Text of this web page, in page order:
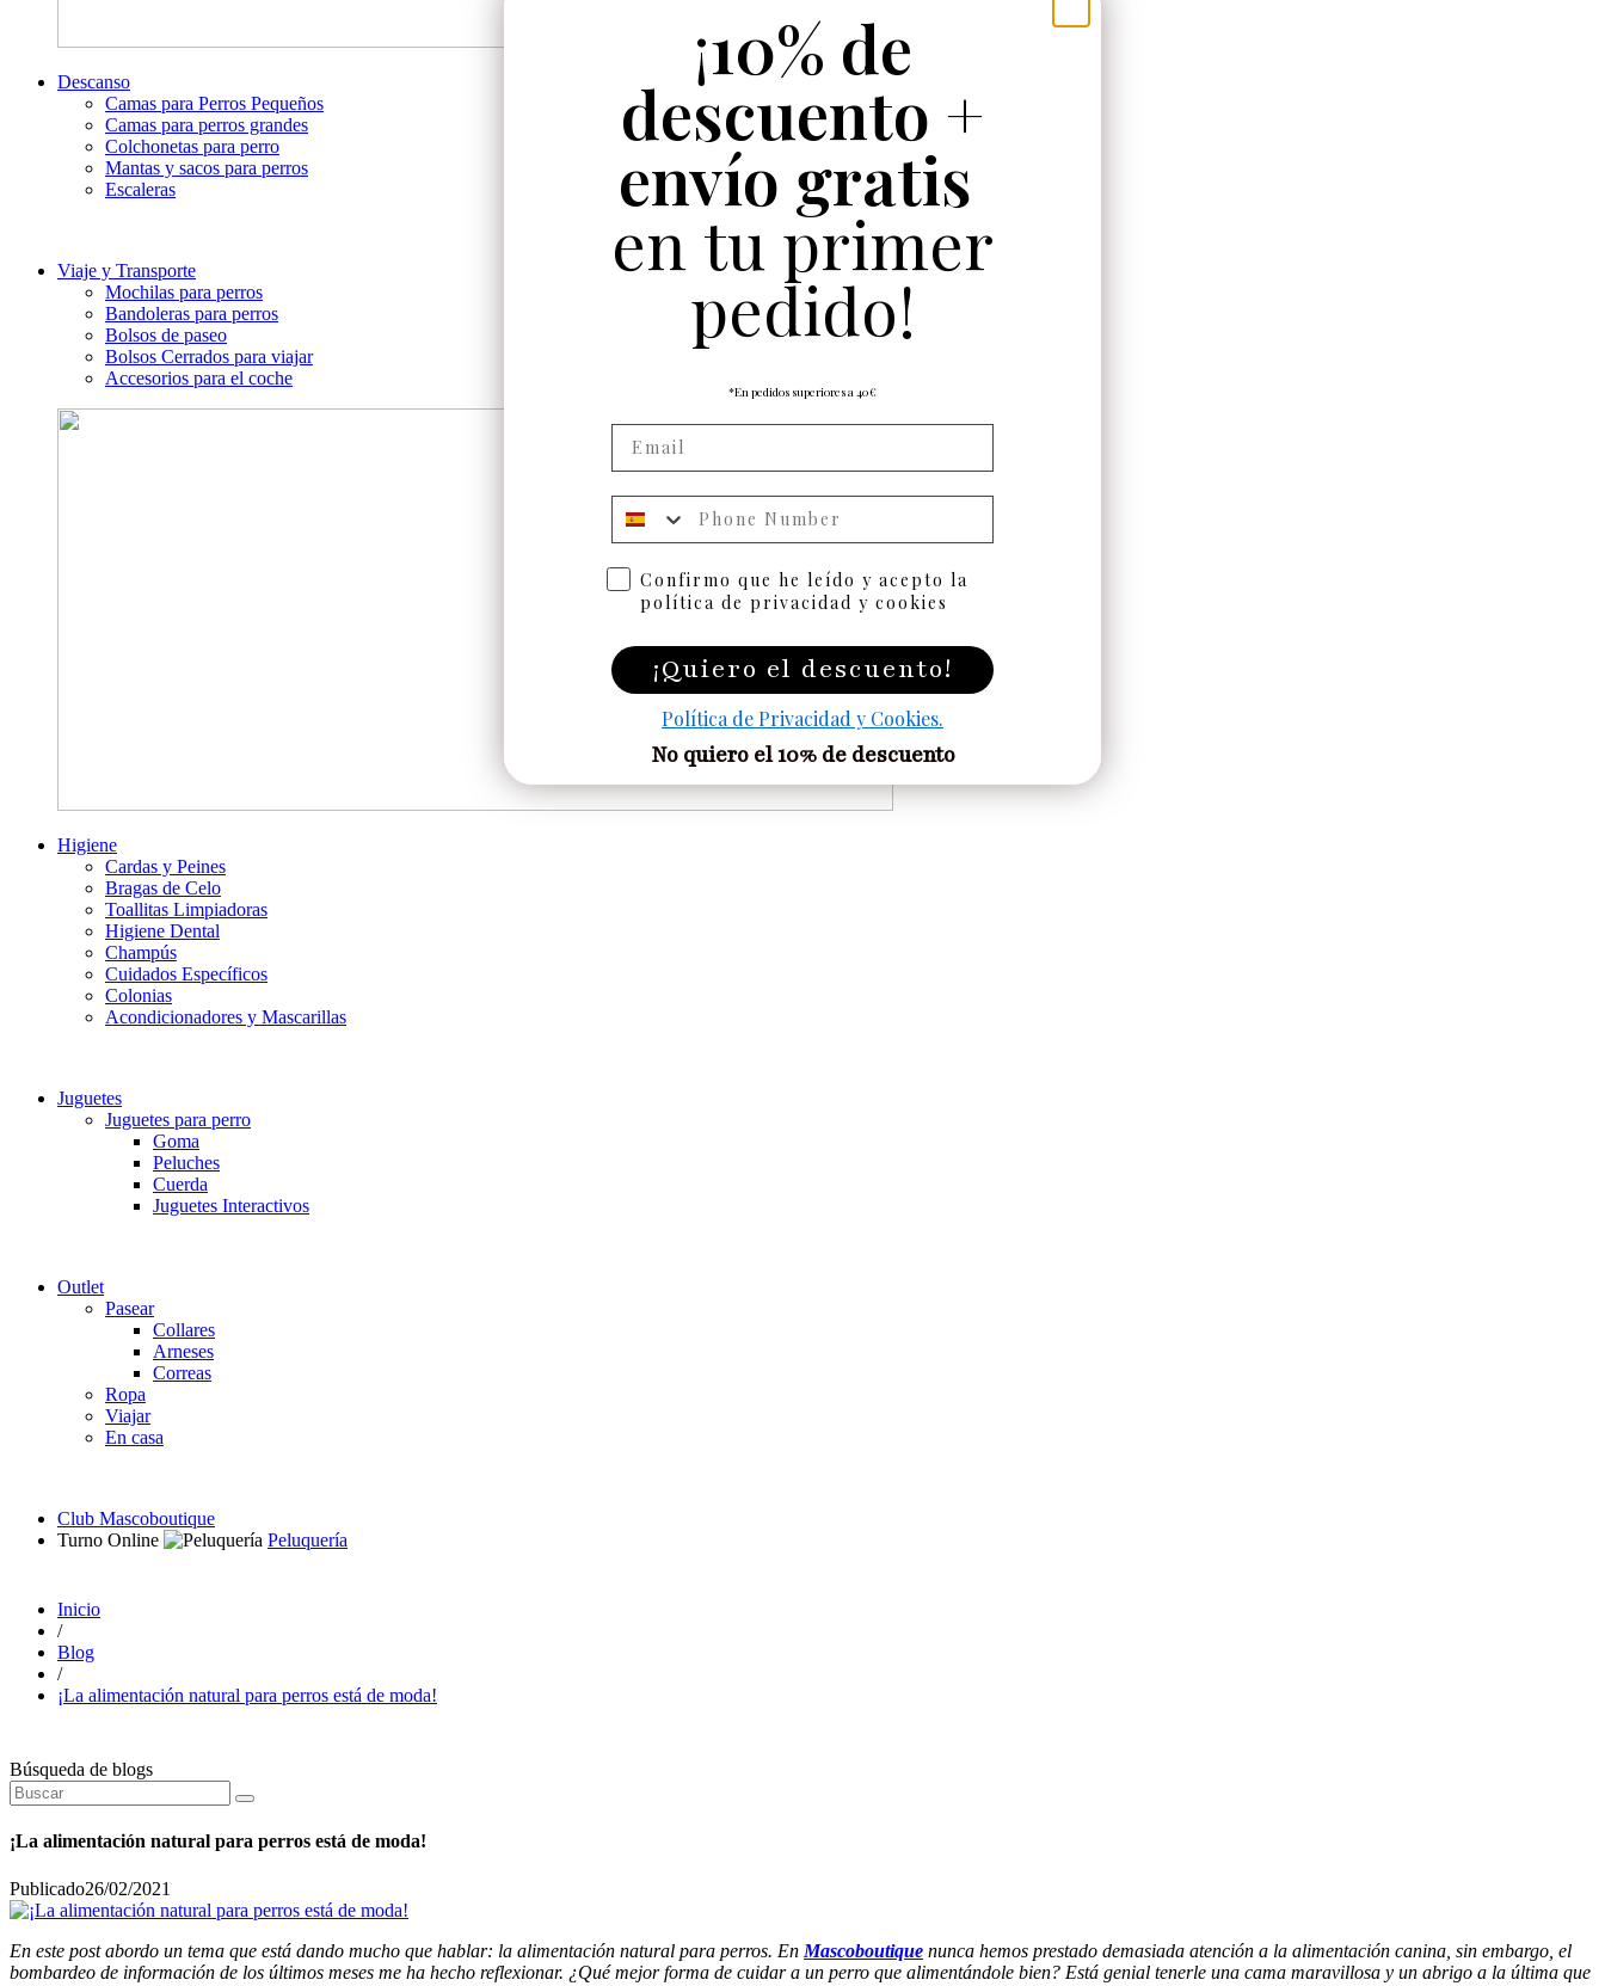
Descanso
Camas para Perros Pequeños
Camas para perros grandes
Colchonetas para perro
Mantas y sacos para perros
Escaleras
Viaje y Transporte
Mochilas para perros
Bandoleras para perros
Bolsos de paseo
Bolsos Cerrados para viajar
Accesorios para el coche
Higiene
Cardas y Peines
Bragas de Celo
Toallitas Limpiadoras
Higiene Dental
Champús
Cuidados Específicos
Colonias
Acondicionadores y Mascarillas
Juguetes
Juguetes para perro
Goma
Peluches
Cuerda
Juguetes Interactivos
Outlet
Pasear
Collares
Arneses
Correas
Ropa
Viajar
En casa
Club Mascoboutique
Turno Online
Peluquería
Inicio
/
Blog
/
¡La alimentación natural para perros está de moda!
Búsqueda de blogs
¡La alimentación natural para perros está de moda!
Publicado26/02/2021
En este post abordo un tema que está dando mucho que hablar: la alimentación natural para perros. En Mascoboutique nunca hemos prestado demasiada atención a la alimentación canina, sin embargo, el
bombardeo de información de los últimos meses me ha hecho reflexionar. ¿Qué mejor forma de cuidar a un perro que alimentándole bien? Está genial tenerle una cama maravillosa y un abrigo a la última que
¡10% de
descuento +
envío gratis
en tu primer
pedido!
*En pedidos superiores a 40€
Confirmo que he leído y acepto la
política de privacidad y cookies
¡Quiero el descuento!
Política de Privacidad y Cookies.
No quiero el 10% de descuento